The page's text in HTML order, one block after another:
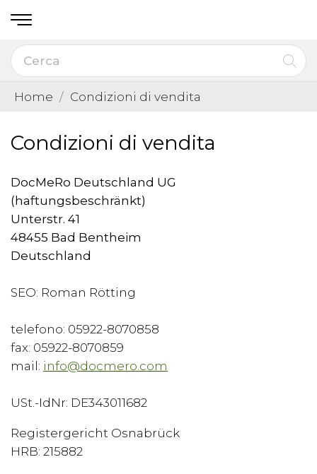
Home Condizioni di vendita
Condizioni di vendita
DocMeRo Deutschland UG
(haftungsbeschränkt)
Unterstr. 41
48455 Bad Bentheim
Deutschland
SEO: Roman Rötting
telefono: 05922-8070858
fax: 05922-8070859
mail: info@docmero.com
USt.-IdNr: DE343011682
Registergericht Osnabrück
HRB: 215882